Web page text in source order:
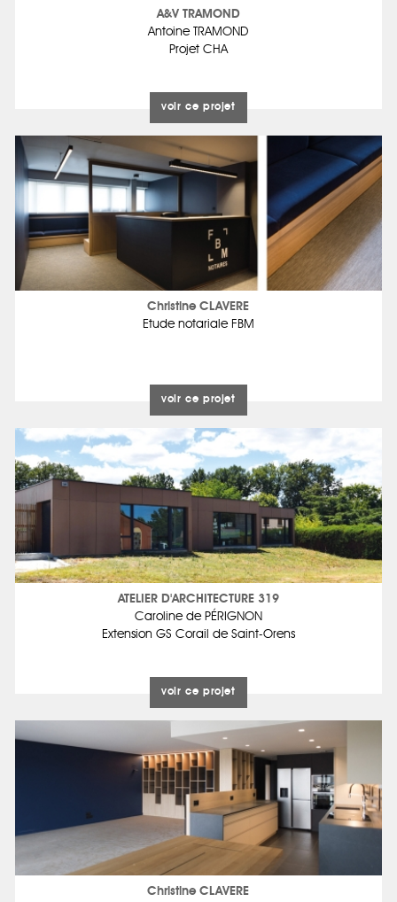
A&V TRAMOND
Antoine TRAMOND
Projet CHA
voir ce projet
Christine CLAVERE
Etude notariale FBM
voir ce projet
ATELIER D'ARCHITECTURE 319
Caroline de PÉRIGNON
Extension GS Corail de Saint-Orens
voir ce projet
Christine CLAVERE